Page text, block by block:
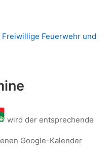
Feuerwehr und
wird der entsprechende
Google-Kalender